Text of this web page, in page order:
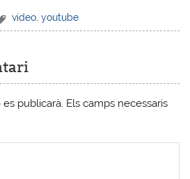
video ,youtube
publicarà. Els camps necessaris